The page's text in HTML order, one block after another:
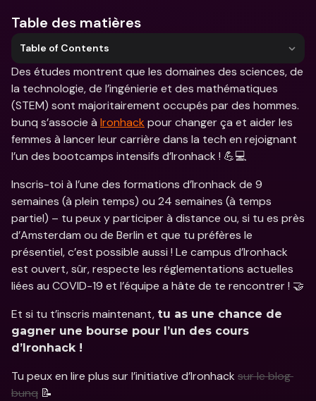
Table des matières
Table of Contents
Des études montrent que les domaines des sciences, de
la technologie, de l’ingénierie et des mathématiques
(STEM) sont majoritairement occupés par des hommes.
bunq s’associe à Ironhack pour changer ça et aider les
femmes à lancer leur carrière dans la tech en rejoignant
l’un des bootcamps intensifs d’Ironhack ! 💪💻
Inscris-toi à l’une des formations d’Ironhack de 9
semaines (à plein temps) ou 24 semaines (à temps
partiel) – tu peux y participer à distance ou, si tu es près
d’Amsterdam ou de Berlin et que tu préfères le
présentiel, c’est possible aussi ! Le campus d’Ironhack
est ouvert, sûr, respecte les réglementations actuelles
liées au COVID-19 et l’équipe a hâte de te rencontrer ! 🤝
Et si tu t’inscris maintenant, tu as une chance de
gagner une bourse pour l’un des cours
d’Ironhack !
Tu peux en lire plus sur l’initiative d’Ironhack sur le blog
bunq 📝